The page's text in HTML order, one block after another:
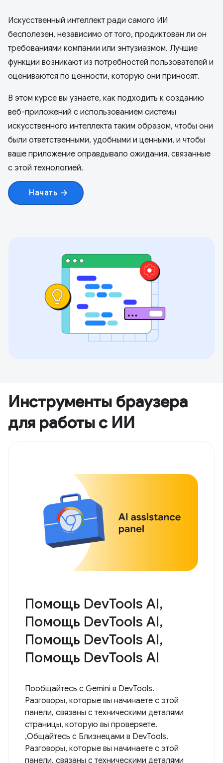
Искусственный интеллект ради самого ИИ
бесполезен, независимо от того, продиктован ли он
требованиями компании или энтузиазмом. Лучшие
функции возникают из потребностей пользователей и
оцениваются по ценности, которую они приносят.
В этом курсе вы узнаете, как подходить к созданию
веб-приложений с использованием системы
искусственного интеллекта таким образом, чтобы они
были ответственными, удобными и ценными, и чтобы
ваше приложение оправдывало ожидания, связанные
с этой технологией.
Начать arrow_forward
Инструменты браузера
для работы с ИИ
Помощь DevTools AI,
Помощь DevTools AI,
Помощь DevTools AI,
Помощь DevTools AI
Пообщайтесь с Gemini в DevTools.
Разговоры, которые вы начинаете с этой
панели, связаны с техническими деталями
страницы, которую вы проверяете.
,Общайтесь с Близнецами в DevTools.
Разговоры, которые вы начинаете с этой
панели, связаны с техническими деталями